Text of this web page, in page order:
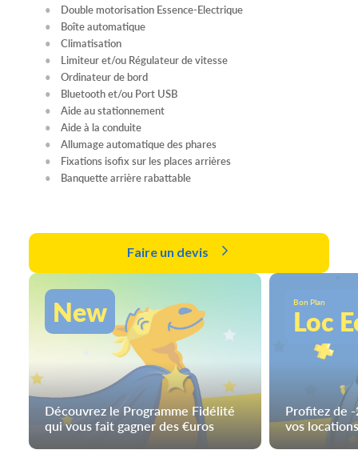
Double motorisation Essence-Electrique
Boîte automatique
Climatisation
Limiteur et/ou Régulateur de vitesse
Ordinateur de bord
Bluetooth et/ou Port USB
Aide au stationnement
Aide à la conduite
Allumage automatique des phares
Fixations isofix sur les places arrières
Banquette arrière rabattable
Faire un devis
New
Découvrez le Programme Fidélité
qui vous fait gagner des €uros
Bon Plan
Loc
Profitez de
vos